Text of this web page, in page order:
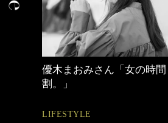
働く女性のバッグの中身